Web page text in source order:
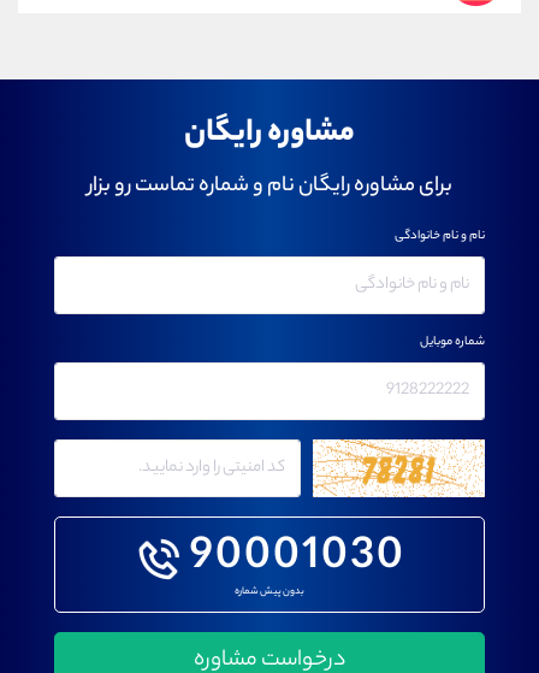
مشاوره رایگان
برای مشاوره رایگان نام و شماره تماست رو بزار
90001030
بدون پیش شماره
نام و نام خانوادگی
شماره موبایل